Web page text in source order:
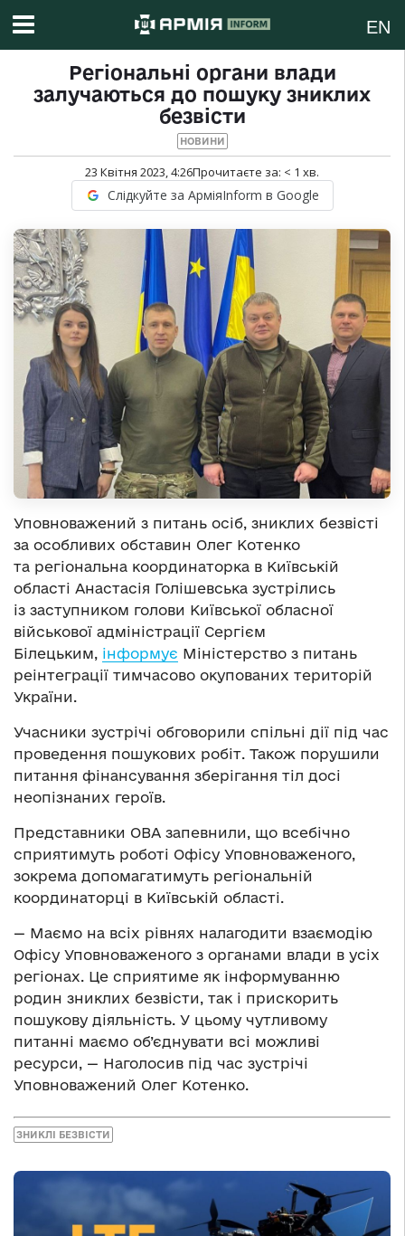
EN
Регіональні органи влади
залучаються до пошуку зниклих
безвісти
НОВИНИ
23 Квітня 2023, 4:26Прочитаєте за: < 1 хв.
Слідкуйте за АрміяInform в Google
Уповноважений з питань осіб, зниклих безвісті
за особливих обставин Олег Котенко
та регіональна координаторка в Київській
області Анастасія Голішевська зустрілись
із заступником голови Київської обласної
військової адміністрації Сергієм
Білецьким, інформує Міністерство з питань
реінтеграції тимчасово окупованих територій
України.
Учасники зустрічі обговорили спільні дії під час
проведення пошукових робіт. Також порушили
питання фінансування зберігання тіл досі
неопізнаних героїв.
Представники ОВА запевнили, що всебічно
сприятимуть роботі Офісу Уповноваженого,
зокрема допомагатимуть регіональній
координаторці в Київській області.
— Маємо на всіх рівнях налагодити взаємодію
Офісу Уповноваженого з органами влади в усіх
регіонах. Це сприятиме як інформуванню
родин зниклих безвісти, так і прискорить
пошукову діяльність. У цьому чутливому
питанні маємо об’єднувати всі можливі
ресурси, — Наголосив під час зустрічі
Уповноважений Олег Котенко.
ЗНИКЛІ БЕЗВІСТИ